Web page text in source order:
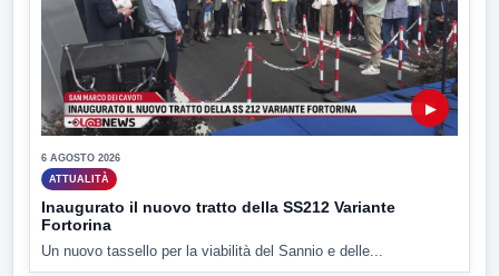
▶
6 AGOSTO 2026
ATTUALITÀ
Inaugurato il nuovo tratto della SS212 Variante
Fortorina
Un nuovo tassello per la viabilità del Sannio e delle...